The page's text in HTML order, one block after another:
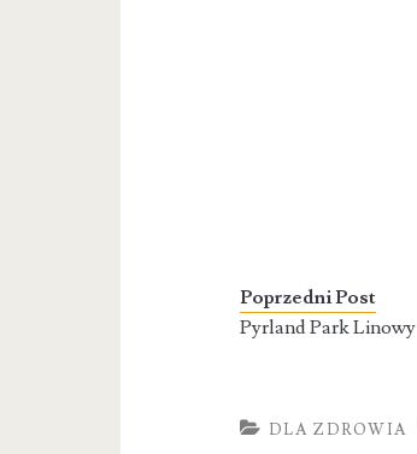
Poprzedni Post
Pyrland Park Linowy
DLA ZDROWIA